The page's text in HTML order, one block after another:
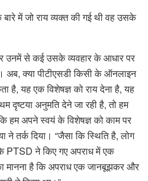
में जो राय व्यक्त की गई थी वह उसके
से कई उसके व्यवहार के आधार पर
अब, क्या पीटीएसडी किसी के ऑनलाइन
यह एक विशेषज्ञ को राय देना है, यह
दृष्टया अनुमति देने जा रही है, तो हम
हम अपने स्वयं के विशेषज्ञ को काम पर
ने तर्क दिया। “जैसा कि स्थिति है, लोग
PTSD ने किए गए अपराध में एक
मानना ​​​​है कि अपराध एक जानबूझकर और